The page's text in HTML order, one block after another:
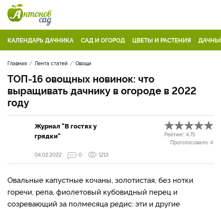
КАЛЕНДАРЬ ДАЧНИКА САД И ОГОРОД ЦВЕТЫ И РАСТЕНИЯ
Главная Лента статей Овощи
ТОП-16 овощных новинок: что
выращивать дачнику в огороде в 2022
году
Журнал "В гостях у
грядки"
Рейтинг: 4.75
Проголосовало: 4
04.02.2022
0 1213
Овальные капустные кочаны, золотистая, без нотки
горечи, репа, фиолетовый кубовидный перец и
созревающий за полмесяца редис: эти и другие